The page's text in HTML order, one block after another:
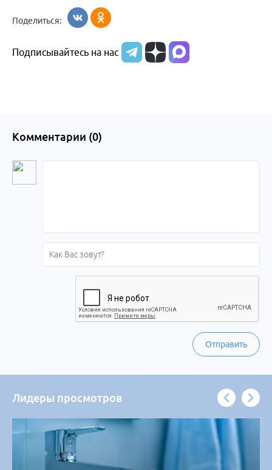
Поделиться:
Подписывайтесь на нас
Комментарии (0)
Отправить
Лидеры просмотров